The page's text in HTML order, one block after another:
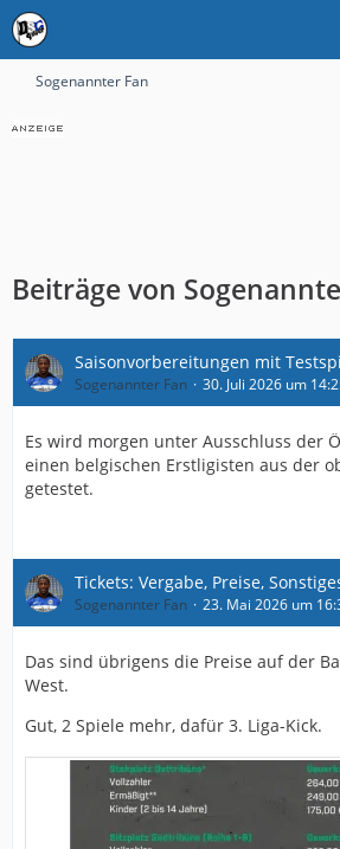
Sogenannter Fan
Beiträge von
Saisonvorbereitungen mit
Sogenannter Fan 30. Juli 2026 um
Es wird morgen unter Ausschluss der
einen belgischen Erstligisten aus der
getestet.
Tickets: Vergabe, Preise,
Sogenannter Fan 23. Mai 2026 um
Das sind übrigens die Preise auf der
West.
Gut, 2 Spiele mehr, dafür 3. Liga-Kick.